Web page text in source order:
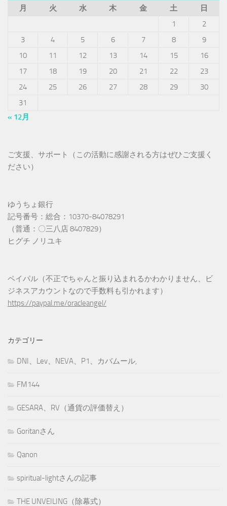
月
火 水 木 金 土
日
1
2
3
4 5 6 7 8
9
10
11 12 13 14 15
16
17
18 19 20 21 22
23
24
25 26 27 28 29
30
31
« 12月
ご支援、サポート（この活動に感謝される方はぜひご支援く
ださい）
ゆうちょ銀行
記号番号：総合：10370-84078291
（普通：〇三八店 8407829）
ヒグチ ノリユキ
ペイパル（不正でちゃんと振り込まれるかわかりません、ビ
ジネスアカウントなので手数料も引かれます）
https://paypal.me/oracleangel/
カテゴリー
DNI、Lev、NEVA、P1、カバムール,
FM144
GESARA、RV（通貨の評価替え）
Goritanさん
Qanon
spiritual-lightさんの記事
THE UNVEILING（除幕式）